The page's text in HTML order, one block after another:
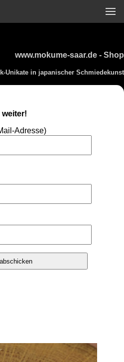
www.mokume-saar.de - Shop
Unikate in japanischer Schmiedekunst
Adresse)